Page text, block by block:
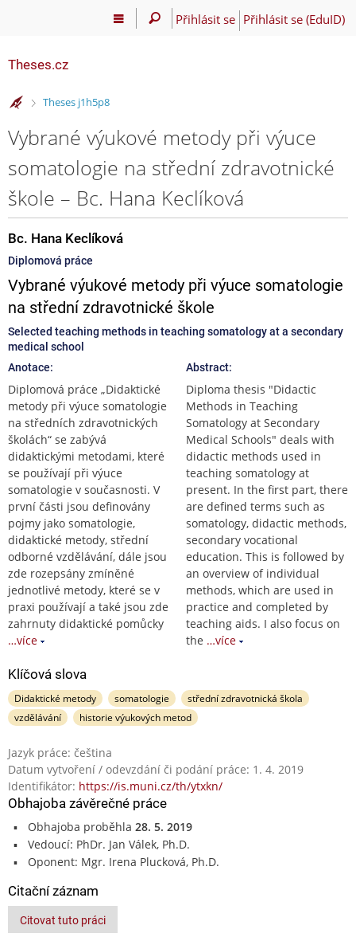
Přihlásit se Přihlásit se (EduID)
Theses.cz
>
Theses j1h5p8
Vybrané výukové metody při výuce
somatologie na střední zdravotnické
škole – Bc. Hana Keclíková
Bc. Hana Keclíková
Diplomová práce
Vybrané výukové metody při výuce somatologie
na střední zdravotnické škole
Selected teaching methods in teaching somatology at a secondary
medical school
Anotace:
Diplomová práce „Didaktické
metody při výuce somatologie
na středních zdravotnických
školách“ se zabývá
didaktickými metodami, které
se používají při výuce
somatologie v současnosti. V
první části jsou definovány
pojmy jako somatologie,
didaktické metody, střední
odborné vzdělávání, dále jsou
zde rozepsány zmíněné
jednotlivé metody, které se v
praxi používají a také jsou zde
zahrnuty didaktické pomůcky
…více
Abstract:
Diploma thesis "Didactic
Methods in Teaching
Somatology at Secondary
Medical Schools" deals with
didactic methods used in
teaching somatology at
present. In the first part, there
are defined terms such as
somatology, didactic methods,
secondary vocational
education. This is followed by
an overview of individual
methods, which are used in
practice and completed by
teaching aids. I also focus on
the …více
Klíčová slova
Didaktické metody somatologie
střední zdravotnická škola
vzdělávání
historie výukových metod
Jazyk práce: čeština
Datum vytvoření / odevzdání či podání práce: 1. 4. 2019
Identifikátor: https://is.muni.cz/th/ytxkn/
Obhajoba závěrečné práce
Obhajoba proběhla 28. 5. 2019
Vedoucí: PhDr. Jan Válek, Ph.D.
Oponent: Mgr. Irena Plucková, Ph.D.
Citační záznam
Citovat tuto práci